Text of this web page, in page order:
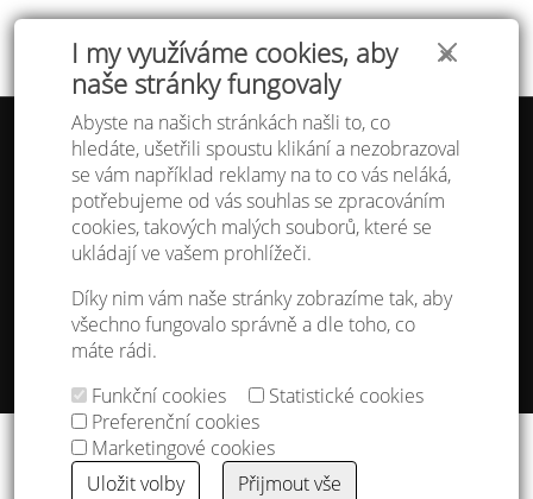
✕
I my využíváme cookies, aby
naše stránky fungovaly
Abyste na našich stránkách našli to, co
hledáte, ušetřili spoustu klikání a nezobrazoval
se vám například reklamy na to co vás neláká,
potřebujeme od vás souhlas se zpracováním
cookies, takových malých souborů, které se
ukládají ve vašem prohlížeči.
Díky nim vám naše stránky zobrazíme tak, aby
všechno fungovalo správně a dle toho, co
máte rádi.
Funkční cookies
Statistické cookies
Preferenční cookies
Marketingové cookies
Uložit volby
Přijmout vše
Tabulka velikostí
Doprava a platba
Ochrana osobních údajů
Obchodní podmínky
Kontakt
Atelier IVN
Na Výhledě 324/1
360 17 Karlovy Vary
Nastavení cookies
Copyright © 2013 - 2026